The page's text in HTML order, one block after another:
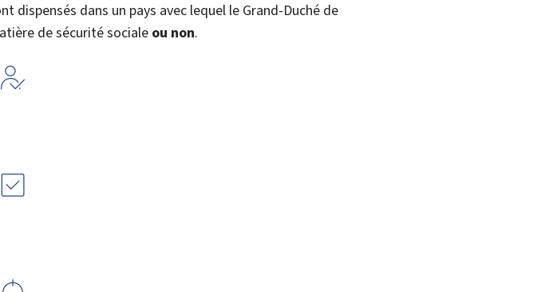
dispensés dans un pays avec lequel le Grand-Duché de
de sécurité sociale ou non.